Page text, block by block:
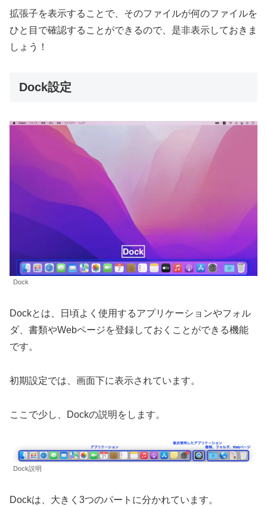
拡張子を表示することで、そのファイルが何のファイルを
ひと目で確認することができるので、是非表示しておきま
しょう！
Dock設定
Dock
Dockとは、日頃よく使用するアプリケーションやフォル
ダ、書類やWebページを登録しておくことができる機能
です。
初期設定では、画面下に表示されています。
ここで少し、Dockの説明をします。
Dock説明
Dockは、大きく3つのパートに分かれています。